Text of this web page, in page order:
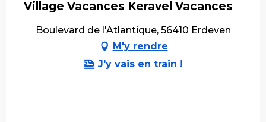
Village Vacances Keravel Vacances
Boulevard de l'Atlantique, 56410 Erdeven
M'y rendre
J'y vais en train !